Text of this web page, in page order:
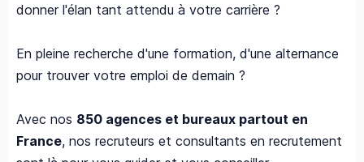
donner l'élan tant attendu à votre carrière ?
En pleine recherche d'une formation, d'une alternance
pour trouver votre emploi de demain ?
Avec nos 850 agences et bureaux partout en
France, nos recruteurs et consultants en recrutement